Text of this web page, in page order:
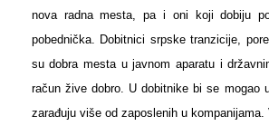
nova radna mesta, pa i oni koji dobiju
pobednička. Dobitnici srpske tranzicije,
su dobra mesta u javnom aparatu i
račun žive dobro. U dobitnike bi se mogao
zarađuju više od zaposlenih u